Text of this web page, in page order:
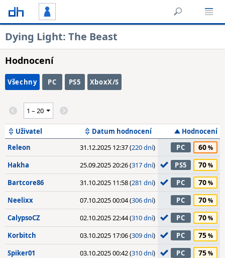
Dying Light: The Beast
Hodnocení
Všechny PC PS5 XboxX/S
Uživatel Datum hodnocení
Hodnocení
Releon
31.12.2025 12:37 (220 dní) PC 60
Hakha 25.09.2025 20:26 (317 dní) PS5 70
Bartcore86 31.10.2025 11:58 (281 dní) PC 70
Neelixx 07.10.2025 00:04 (306 dní) PC 70
CalypsoCZ 02.10.2025 22:44 (310 dní) PC 70
Korbitch 03.10.2025 17:06 (309 dní) PC 75
Spiker01 03.10.2025 00:42 (310 dní) PC 75